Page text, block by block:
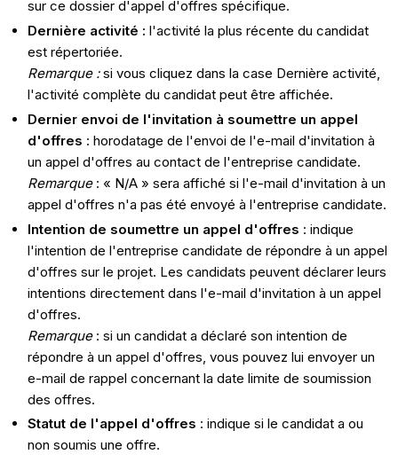
sur ce dossier d'appel d'offres spécifique.
Dernière activité :l'activité la plus récente du candidat
est répertoriée.
Remarque :si vous cliquez dans la case Dernière activité,
l'activité complète du candidat peut être affichée.
Dernier envoi de l'invitation à soumettre un appel
d'offres : horodatage de l'envoi de l'e-mail d'invitation à
un appel d'offres au contact de l'entreprise candidate.
Remarque: « N/A » sera affiché si l'e-mail d'invitation à un
appel d'offres n'a pas été envoyé à l'entreprise candidate.
Intention de soumettre un appel d'offres : indique
l'intention de l'entreprise candidate de répondre à un appel
d'offres sur le projet. Les candidats peuvent déclarer leurs
intentions directement dans l'e-mail d'invitation à un appel
d'offres.
Remarque: si un candidat a déclaré son intention de
répondre à un appel d'offres, vous pouvez lui envoyer un
e-mail de rappel concernant la date limite de soumission
des offres.
Statut de l'appel d'offres : indique si le candidat a ou
non soumis une offre.